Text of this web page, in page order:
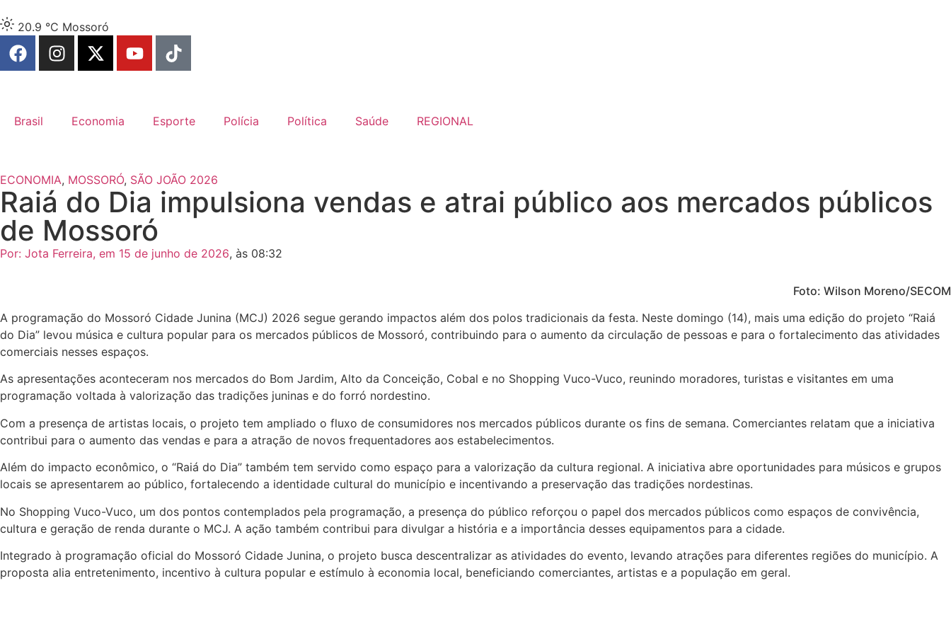
20.9 °C Mossoró
Brasil Economia Esporte Polícia Política Saúde REGIONAL
ECONOMIA, MOSSORÓ, SÃO JOÃO 2026
Raiá do Dia impulsiona vendas e atrai público aos mercados públicos
de Mossoró
Por: Jota Ferreira, em 15 de junho de 2026, às 08:32
Foto: Wilson Moreno/SECOM
A programação do Mossoró Cidade Junina (MCJ) 2026 segue gerando impactos além dos polos tradicionais da festa. Neste domingo (14), mais uma edição do projeto “Raiá
do Dia” levou música e cultura popular para os mercados públicos de Mossoró, contribuindo para o aumento da circulação de pessoas e para o fortalecimento das atividades
comerciais nesses espaços.
As apresentações aconteceram nos mercados do Bom Jardim, Alto da Conceição, Cobal e no Shopping Vuco-Vuco, reunindo moradores, turistas e visitantes em uma
programação voltada à valorização das tradições juninas e do forró nordestino.
Com a presença de artistas locais, o projeto tem ampliado o fluxo de consumidores nos mercados públicos durante os fins de semana. Comerciantes relatam que a iniciativa
contribui para o aumento das vendas e para a atração de novos frequentadores aos estabelecimentos.
Além do impacto econômico, o “Raiá do Dia” também tem servido como espaço para a valorização da cultura regional. A iniciativa abre oportunidades para músicos e grupos
locais se apresentarem ao público, fortalecendo a identidade cultural do município e incentivando a preservação das tradições nordestinas.
No Shopping Vuco-Vuco, um dos pontos contemplados pela programação, a presença do público reforçou o papel dos mercados públicos como espaços de convivência,
cultura e geração de renda durante o MCJ. A ação também contribui para divulgar a história e a importância desses equipamentos para a cidade.
Integrado à programação oficial do Mossoró Cidade Junina, o projeto busca descentralizar as atividades do evento, levando atrações para diferentes regiões do município. A
proposta alia entretenimento, incentivo à cultura popular e estímulo à economia local, beneficiando comerciantes, artistas e a população em geral.